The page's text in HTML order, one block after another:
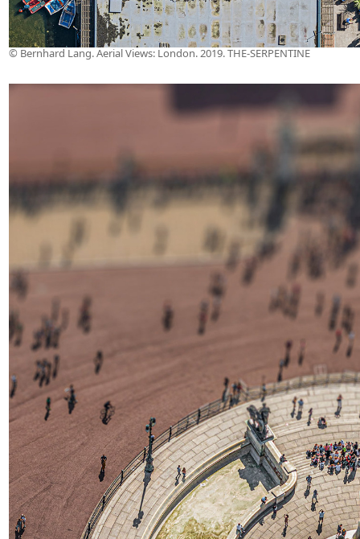
© Bernhard Lang. Aerial Views: London. 2019. THE-SERPENTINE